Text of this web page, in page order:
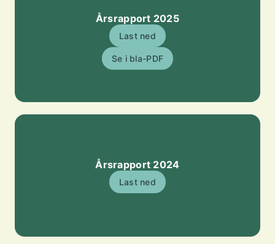
Årsrapport 2025
Last ned
Se i bla-PDF
Årsrapport 2024
Last ned